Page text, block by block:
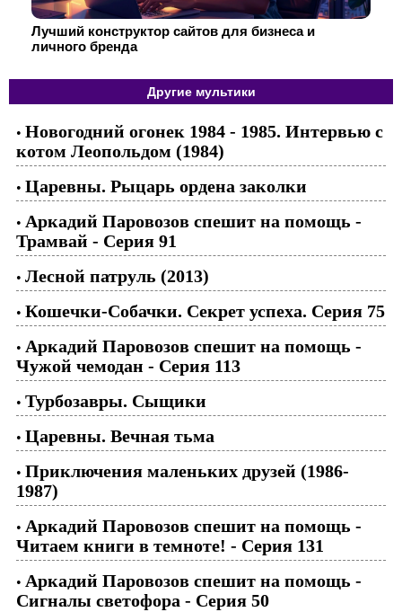
Лучший конструктор сайтов для бизнеса и
личного бренда
Другие мультики
• Новогодний огонек 1984 - 1985. Интервью с
котом Леопольдом (1984)
• Царевны. Рыцарь ордена заколки
• Аркадий Паровозов спешит на помощь -
Трамвай - Серия 91
• Лесной патруль (2013)
• Кошечки-Собачки. Секрет успеха. Серия 75
• Аркадий Паровозов спешит на помощь -
Чужой чемодан - Серия 113
• Турбозавры. Сыщики
• Царевны. Вечная тьма
• Приключения маленьких друзей (1986-
1987)
• Аркадий Паровозов спешит на помощь -
Читаем книги в темноте! - Серия 131
• Аркадий Паровозов спешит на помощь -
Сигналы светофора - Cерия 50